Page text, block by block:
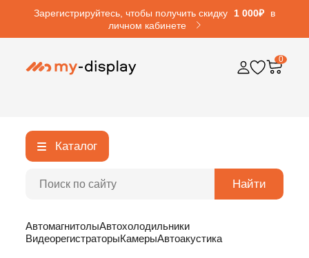
Зарегистрируйтесь, чтобы получить скидку 1 000₽
в
личном кабинете
0
Каталог
Найти
АвтомагнитолыАвтохолодильники
ВидеорегистраторыКамерыАвтоакустика